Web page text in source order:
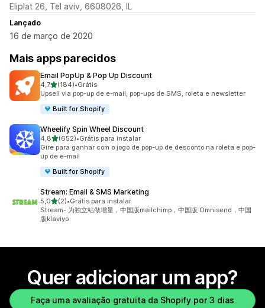
Eliplat 26, Tel aviv, 6608026, IL
Lançado
16 de março de 2020
Mais apps parecidos
Email PopUp & Pop Up Discount
4,7de 5 estrelas
(184)
184 avaliações ao todo
•Grátis
Upsell via pop-up de e-mail, pop-ups de SMS, roleta e newsletter
Built for Shopify
Wheelify Spin Wheel Discount
4,8de 5 estrelas
(652)
652 avaliações ao todo
•Grátis para instalar
Gire para ganhar com o jogo de pop-up de desconto na roleta e pop-
up de e-mail
Built for Shopify
Stream: Email & SMS Marketing
5,0de 5 estrelas
(2)
2 avaliações ao todo
•Grátis para instalar
Stream- 为独立站做增量，中国版mailchimp，中国版 Omnisend，中国
版klaviyo
Quer adicionar um app?
Faça uma avaliação gratuita da Shopify por 3 dias